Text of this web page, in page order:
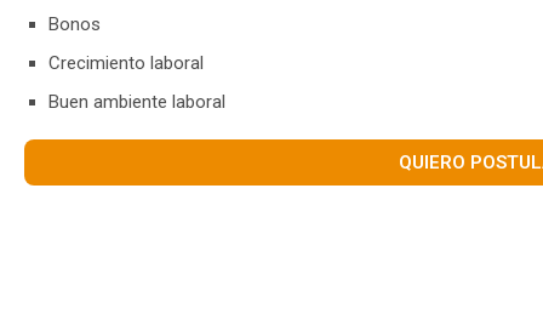
Bonos
Crecimiento laboral
Buen ambiente laboral
QUIERO